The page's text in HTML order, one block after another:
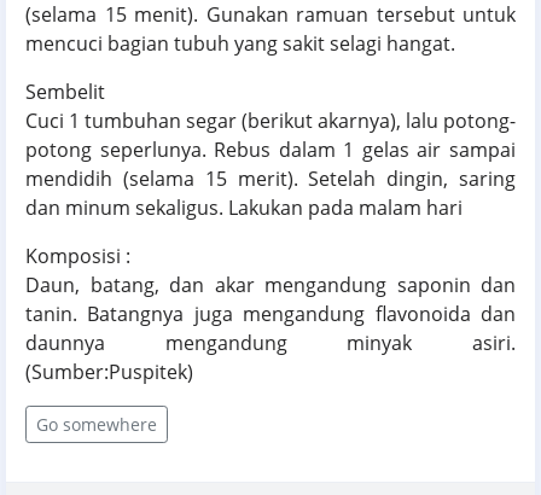
(selama 15 menit). Gunakan ramuan tersebut untuk
mencuci bagian tubuh yang sakit selagi hangat.
Sembelit
Cuci 1 tumbuhan segar (berikut akarnya), lalu potong-
potong seperlunya. Rebus dalam 1 gelas air sampai
mendidih (selama 15 merit). Setelah dingin, saring
dan minum sekaligus. Lakukan pada malam hari
Komposisi :
Daun, batang, dan akar mengandung saponin dan
tanin. Batangnya juga mengandung flavonoida dan
daunnya mengandung minyak asiri.
(Sumber:Puspitek)
Go somewhere